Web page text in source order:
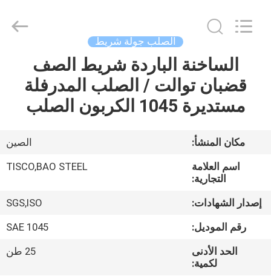
منزل،
بيت
معلومات
جولة
INDUSTRIAL
الصلب جولة شريط
الساخنة الباردة شريط الصف
قضبان توالت / الصلب المدرفلة
مستديرة 1045 الكربون الصلب
مكان المنشأ:
الصين
اسم العلامة
التجارية:
TISCO,BAO STEEL
إصدار الشهادات:
SGS,ISO
رقم الموديل:
SAE 1045
الحد الأدنى
لكمية:
25 طن